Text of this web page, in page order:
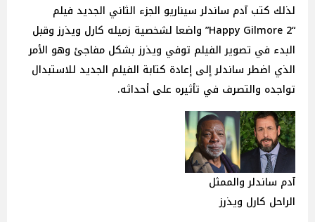
لذلك كتب آدم ساندلر سيناريو الجزء الثاني الجديد فيلم
“Happy Gilmore 2” واضعا لشخصية زميله كارل ويذرز وقبل
البدء في تصوير الفيلم توفي ويذرز بشكل مفاجئ وهو الأمر
الذي اضطر ساندلر إلى إعادة كتابة الفيلم الجديد للاستبدال
تواجده والتصرف في تأثيره على أحداثه.
آدم ساندلر والممثل
الراحل كارل ويذرز